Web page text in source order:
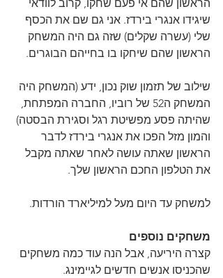
הראשון שהם אי פעם שחקו, קרוב לוודאי
שיגידו אנגרי בירדז. אני גם שם את הכסף
שלי (עשרה שקלים) שזה גם היה המשחק
הראשון שהם שיחקו בו בחייהם הבוגרים.
שילוב של תזמון שוק נכון, ידע (המשחק היה
המשחק ה52 של רוביו, החברה המפתחת,
שהיתה פסע מפשיטת רגל וסגירת הבסטה)
והמון מזל הפכו את אנגרי בירדז לדבר
הראשון שאתה עושה לאחר שאתה מקבל
את הטלפון החכם הראשון שלך.
למשחק עד היום מעל למיליארד הורדות.
משחקים נוספים
קצרה היריעה, אבל הנה עוד כמה משחקים
שהכניסו אנשים חדשים לגיימינג.